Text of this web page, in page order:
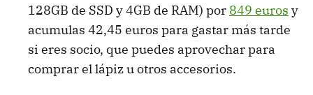
128GB de SSD y 4GB de RAM) por 849 euros y
acumulas 42,45 euros para gastar más tarde
si eres socio, que puedes aprovechar para
comprar el lápiz u otros accesorios.